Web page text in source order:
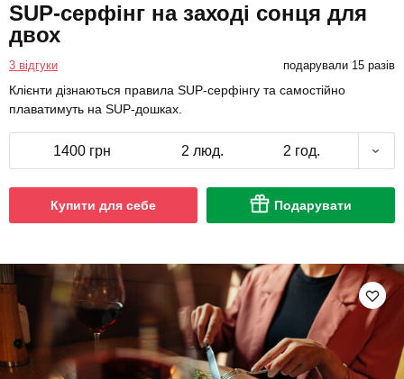
SUP-серфінг на заході сонця для
двох
3 відгуки подарували 15 разів
Клієнти дізнаються правила SUP-серфінгу та самостійно
плаватимуть на SUP-дошках.
1400 грн 2 люд. 2 год.
Купити для себе Подарувати